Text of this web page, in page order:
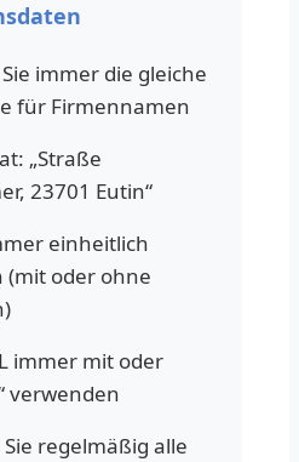
immer die gleiche
für Firmennamen
„Straße
23701 Eutin“
einheitlich
oder ohne
immer mit oder
verwenden
regelmäßig alle